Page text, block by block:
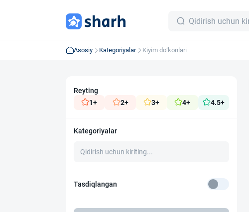
Asosiy Kategoriyalar Kiyim do‘konlari
Reyting
1+
2+ 3+ 4+ 4.5+
Kategoriyalar
Tasdiqlangan